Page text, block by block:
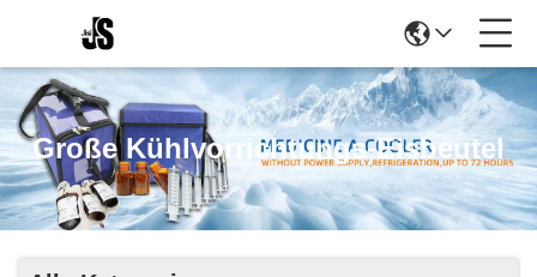
Große Kühlvorrichtungs-Eisbeutel